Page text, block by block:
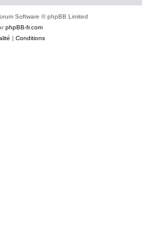
Software © phpBB Limited
phpBB-fr.com
| Conditions